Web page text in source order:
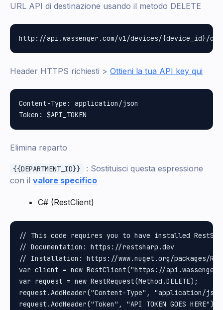
URL API di destinazione usando il metodo DELETE
Header HTTPS richiesti > Ottieni la tua API key qui
Content-Type: application/json
Elimina reparto
{{DEPARTMENT_ID}}
: Sostituisci questa espressione
con il valore specifico
C# (RestClient)
// This code requires you to have installed
// Documentation: https://restsharp.dev
// Installation: https://www.nuget.org/packages/
var client = new RestClient("https://
var request = new RestRequest(Method.DELETE);
request.AddHeader("Content-Type", "application/
request.AddHeader("Token", "API TOKEN GOES HERE");